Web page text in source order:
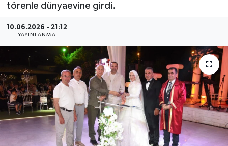
törenle dünyaevine girdi.
10.06.2026 - 21:12
YAYINLANMA